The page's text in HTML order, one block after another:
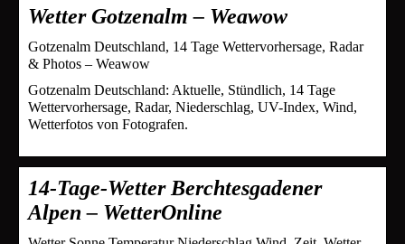
Wetter Gotzenalm – Weawow
Gotzenalm Deutschland, 14 Tage Wettervorhersage, Radar
& Photos – Weawow
Gotzenalm Deutschland: Aktuelle, Stündlich, 14 Tage
Wettervorhersage, Radar, Niederschlag, UV-Index, Wind,
Wetterfotos von Fotografen.
14-Tage-Wetter Berchtesgadener
Alpen – WetterOnline